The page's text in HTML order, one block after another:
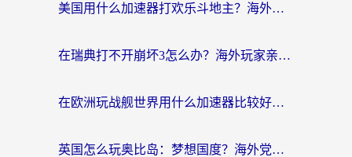
美国用什么加速器打欢乐斗地主？海外党亲测有效的国服游戏加速指南
在瑞典打不开崩坏3怎么办？海外玩家亲测有效的国服游戏加速指南
在欧洲玩战舰世界用什么加速器比较好用？老玩家亲测有效的低延迟方案
英国怎么玩奥比岛：梦想国度？海外党不卡攻略+加速器选择秘籍